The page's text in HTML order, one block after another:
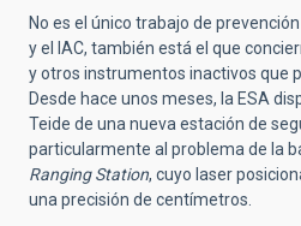
No es el único trabajo de
y el IAC, también está el que
y otros instrumentos inactivos que
Desde hace unos meses, la ESA
Teide de una nueva estación de
particularmente al problema de la
Ranging Station, cuyo laser
una precisión de centímetros.